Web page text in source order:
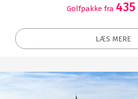
Golfpakke fra 435
LÆS MERE